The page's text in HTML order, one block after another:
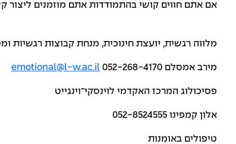
אם אתם חווים קושי בהתמודדות אתם מוזמנים ליצור
מלווה רגשית, יועצת חינוכית, מנחת קבוצות רגשיות
מירב אמסלם 052-268-4170 emotional@l-w.ac.il
פסיכולוג המרכז האקדמי לוינסקי־וינגייט
אלון קמפינו 052-8524555
טיפולים באומנות